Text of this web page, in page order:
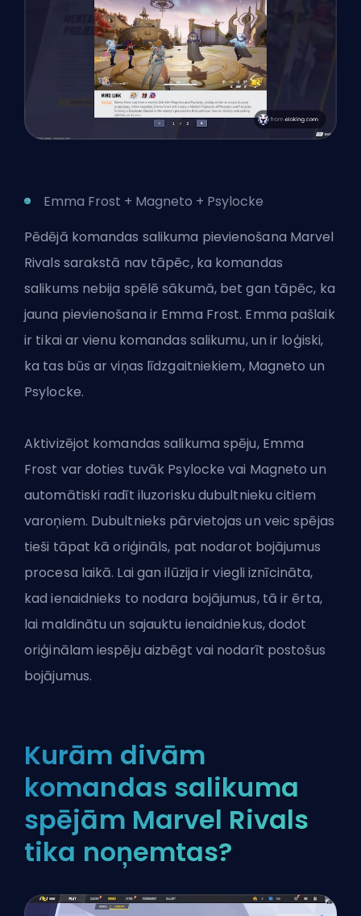
Emma Frost + Magneto + Psylocke
Pēdējā komandas salikuma pievienošana Marvel
Rivals sarakstā nav tāpēc, ka komandas
salikums nebija spēlē sākumā, bet gan tāpēc, ka
jauna pievienošana ir Emma Frost. Emma pašlaik
ir tikai ar vienu komandas salikumu, un ir loģiski,
ka tas būs ar viņas līdzgaitniekiem, Magneto un
Psylocke.
Aktivizējot komandas salikuma spēju, Emma
Frost var doties tuvāk Psylocke vai Magneto un
automātiski radīt iluzorisku dubultnieku citiem
varoņiem. Dubultnieks pārvietojas un veic spējas
tieši tāpat kā oriģināls, pat nodarot bojājumus
procesa laikā. Lai gan ilūzija ir viegli iznīcināta,
kad ienaidnieks to nodara bojājumus, tā ir ērta,
lai maldinātu un sajauktu ienaidniekus, dodot
oriģinālam iespēju aizbēgt vai nodarīt postošus
bojājumus.
Kurām divām
komandas salikuma
spējām Marvel Rivals
tika noņemtas?